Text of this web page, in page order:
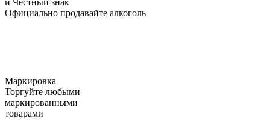
и Честный знак
Официально продавайте алкоголь
Маркировка
Торгуйте любыми
маркированными
товарами